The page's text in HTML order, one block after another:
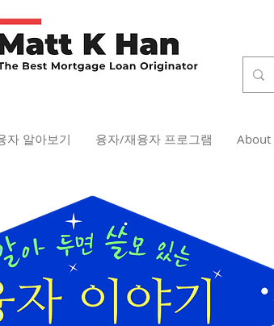
자 알아보기 융자/재융자 프로그램 About